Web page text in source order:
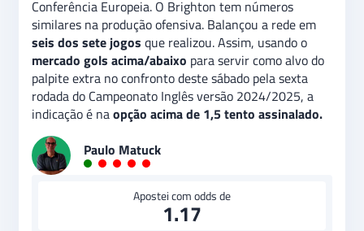
Conferência Europeia. O Brighton tem números
similares na produção ofensiva. Balançou a rede em
seis dos sete jogos que realizou. Assim, usando o
mercado gols acima/abaixo para servir como alvo do
palpite extra no confronto deste sábado pela sexta
rodada do Campeonato Inglês versão 2024/2025, a
indicação é naopção acima de 1,5 tento assinalado.
Paulo Matuck
Apostei com odds de
1.17